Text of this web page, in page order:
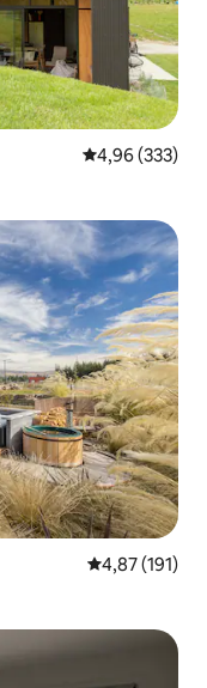
Gemiddelde
4,96 (333)
Gemiddelde
4,87 (191)